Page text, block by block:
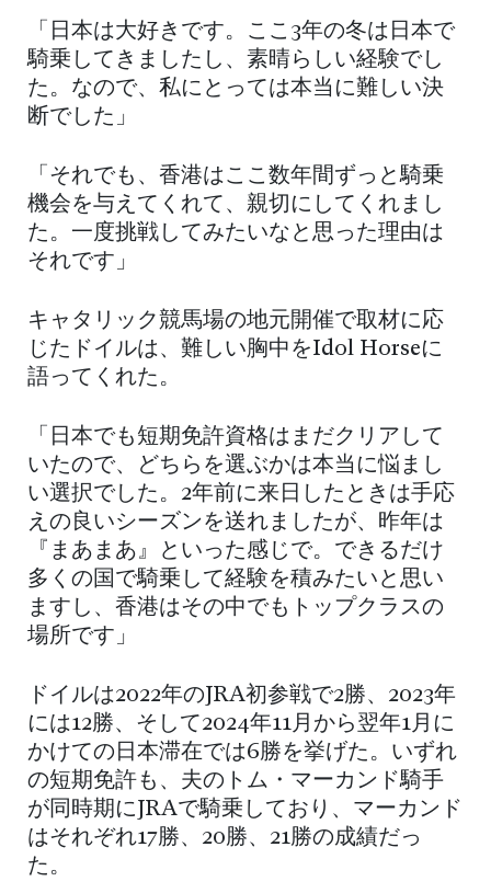
「日本は大好きです。ここ3年の冬は日本で
騎乗してきましたし、素晴らしい経験でし
た。なので、私にとっては本当に難しい決
断でした」
「それでも、香港はここ数年間ずっと騎乗
機会を与えてくれて、親切にしてくれまし
た。一度挑戦してみたいなと思った理由は
それです」
キャタリック競馬場の地元開催で取材に応
じたドイルは、難しい胸中をIdol Horseに
語ってくれた。
「日本でも短期免許資格はまだクリアして
いたので、どちらを選ぶかは本当に悩まし
い選択でした。2年前に来日したときは手応
えの良いシーズンを送れましたが、昨年は
『まあまあ』といった感じで。できるだけ
多くの国で騎乗して経験を積みたいと思い
ますし、香港はその中でもトップクラスの
場所です」
ドイルは2022年のJRA初参戦で2勝、2023年
には12勝、そして2024年11月から翌年1月に
かけての日本滞在では6勝を挙げた。いずれ
の短期免許も、夫のトム・マーカンド騎手
が同時期にJRAで騎乗しており、マーカンド
はそれぞれ17勝、20勝、21勝の成績だっ
た。